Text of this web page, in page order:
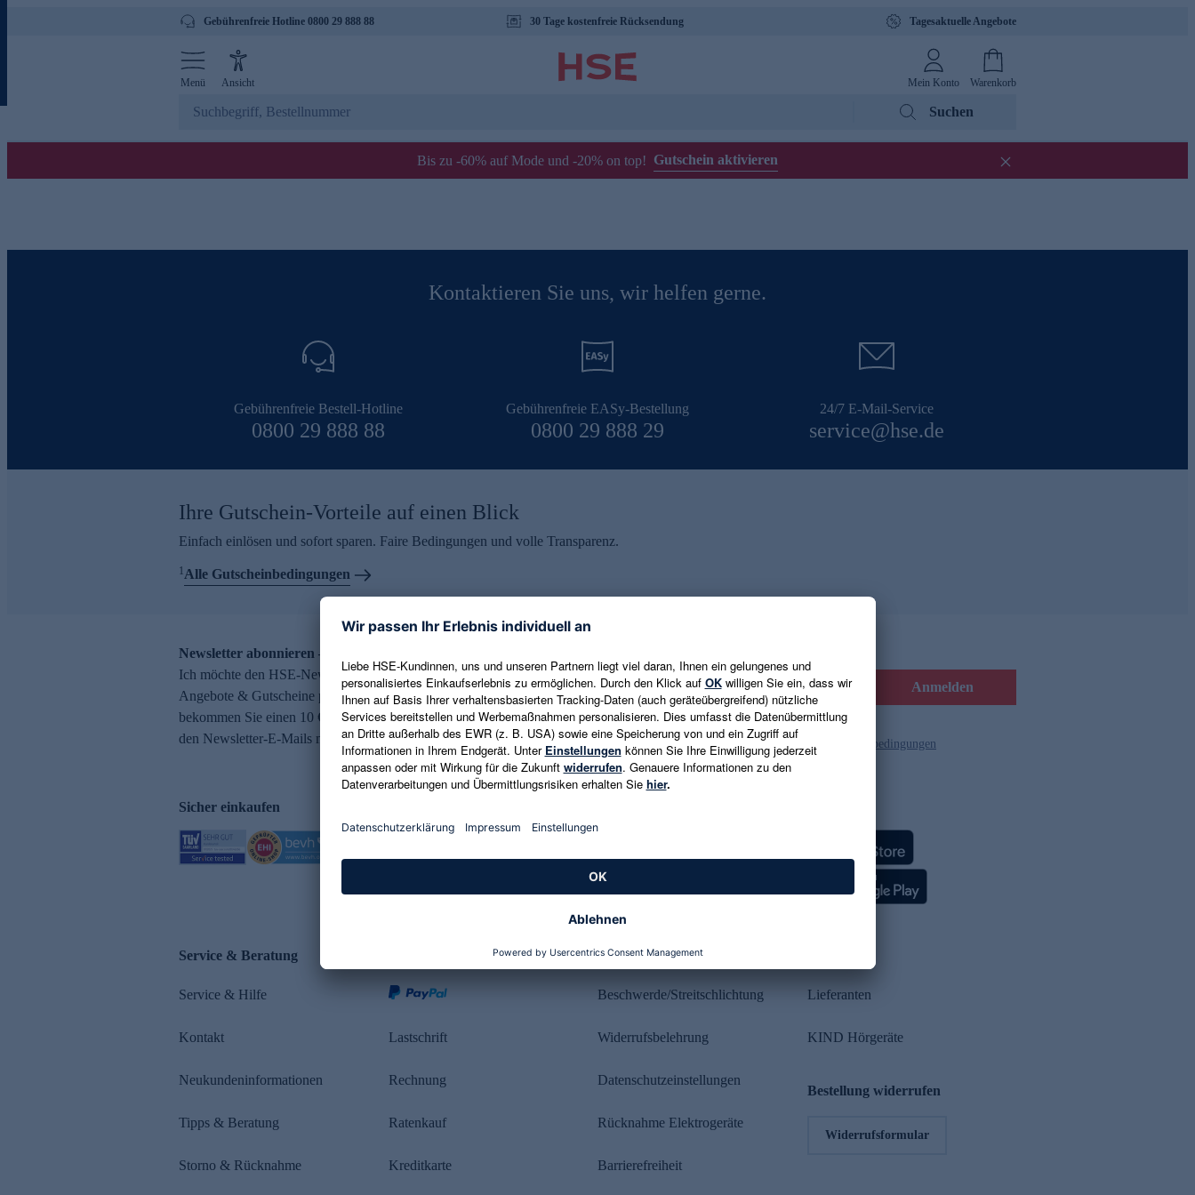
Gebührenfreie Hotline 0800 29 888 88 30 Tage kostenfreie Rücksendung Tagesaktuelle Angebote
Menü Ansicht Mein Konto Warenkorb
Suchen
Bis zu -60% auf Mode und -20% on top! Gutschein aktivieren
Kontaktieren Sie uns, wir helfen gerne.
Gebührenfreie Bestell-Hotline
0800 29 888 88
Gebührenfreie EASy-Bestellung
0800 29 888 29
24/7 E-Mail-Service
service@hse.de
Ihre Gutschein-Vorteile auf einen Blick
Einfach einlösen und sofort sparen. Faire Bedingungen und volle Transparenz.
1Alle Gutscheinbedingungen
Newsletter abonnieren – 10 € Gutschein erhalten
Ich möchte den HSE-Newsletter abonnieren und aktuelle Trends,
Angebote & Gutscheine per E-Mail erhalten. Als Dankeschön
bekommen Sie einen 10 € Gutschein. Eine Abmeldung ist jederzeit in
den Newsletter-E-Mails möglich.
E-Mail-Adresse eingeben Anmelden
Es gelten die Datenschutzrichtlinien und die Gutscheinbedingungen
Sicher einkaufen
Service & Beratung
Service & Hilfe
Kontakt
Neukundeninformationen
Tipps & Beratung
Storno & Rücknahme
Lastschrift
Rechnung
Ratenkauf
Kreditkarte
Rechtliches
Beschwerde/Streitschlichtung
Widerrufsbelehrung
Datenschutzeinstellungen
Rücknahme Elektrogeräte
Barrierefreiheit
Lieferanten
KIND Hörgeräte
Bestellung widerrufen
Widerrufsformular